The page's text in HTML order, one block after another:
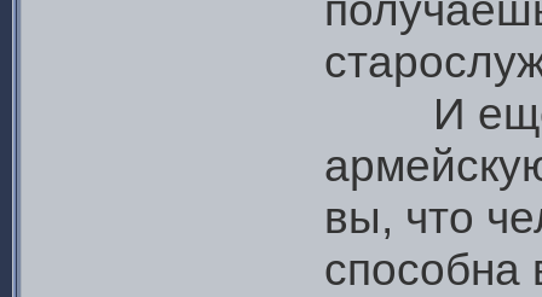
И еще,
вы, что
способна